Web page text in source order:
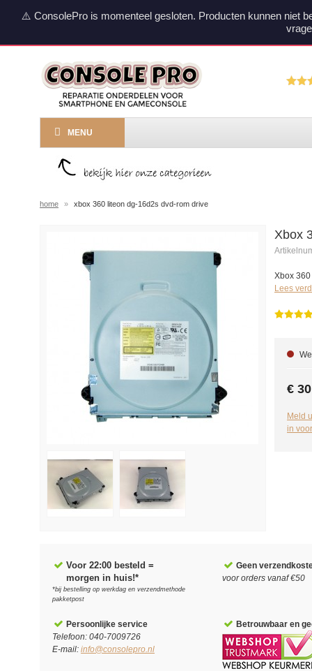
⚠️ ConsolePro is momenteel gesloten. Producten kunnen niet
MENU
home » xbox 360 liteon dg-16d2s dvd-rom drive
Xbox
Xbox
Lees
€
Meld
in
Voor 22:00 besteld =
morgen in huis!*
*bij bestelling op werkdag en verzendmethode
pakketpost
Geen
voor orders vanaf €50
Persoonlijke service
Telefoon: 040-7009726
E-mail: info@consolepro.nl
Betrouwbaar en